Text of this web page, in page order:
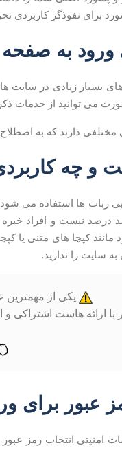
برای نفوذگر کاربردی
ورود به
های بسیار زیادی در
می توانید از خدمات
مختلفی دارند که به
و چه
درصد نیست و افراد
مانند کپچا های متنی یا
سایت را ندارید.
یکی از مهمترین
ارائه هاست اشتراکی و
عبور برای
امنیتی انتخاب رمز